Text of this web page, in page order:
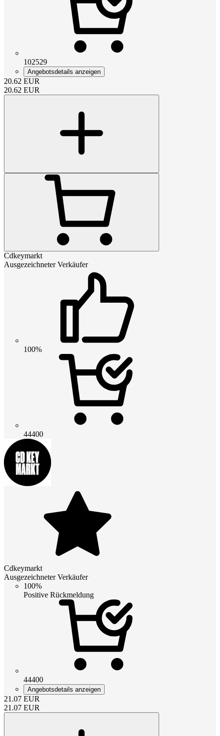
102529
Angebotsdetails anzeigen
20.62 EUR
20.62 EUR
Cdkeymarkt
Ausgezeichneter Verkäufer
100%
44400
Cdkeymarkt
Ausgezeichneter Verkäufer
100%
Positive Rückmeldung
44400
Angebotsdetails anzeigen
21.07 EUR
21.07 EUR